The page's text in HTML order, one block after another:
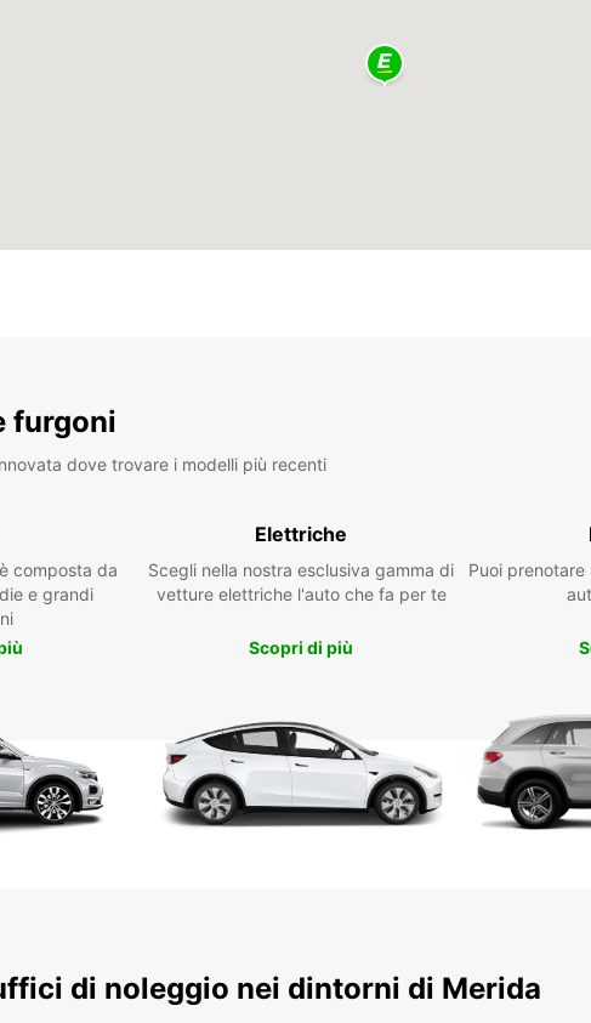
furgoni
dove trovare i modelli più recenti
composta da
e grandi
Elettriche
Scegli nella nostra esclusiva gamma di
vetture elettriche l'auto che fa per te
Scopri di più
Puoi
di noleggio nei dintorni di Merida